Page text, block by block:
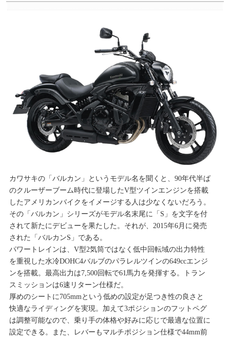
カワサキの「バルカン」というモデル名を聞くと、90年代半ば
のクルーザーブーム時代に登場したV型ツインエンジンを搭載
したアメリカンバイクをイメージする人は少なくないだろう。
その「バルカン」シリーズがモデル名末尾に「S」を文字を付
されて新たにデビューを果たした。それが、2015年6月に発売
された「バルカンS」である。
パワートレインは、V型2気筒ではなく低中回転域の出力特性
を重視した水冷DOHC4バルブのパラレルツインの649ccエンジ
ンを搭載。最高出力は7,500回転で61馬力を発揮する。トラン
スミッションは6速リターン仕様だ。
厚めのシートに705mmという低めの設定が足つき性の良さと
快適なライディングを実現。加えて3ポジションのフットペグ
は調整可能なので、乗り手の体格や好みに応じで最適な位置に
設定できる。また、レバーもマルチポジション仕様で44mm前